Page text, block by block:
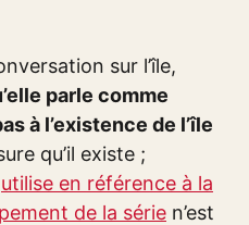
sur l’île,
parle comme
à l’existence de l’île
qu’il existe ;
utilise en référence à la
de la série n’est